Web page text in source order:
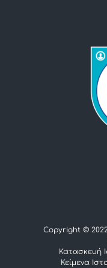
Copyright ©
Κατασκευή
Κείμενα